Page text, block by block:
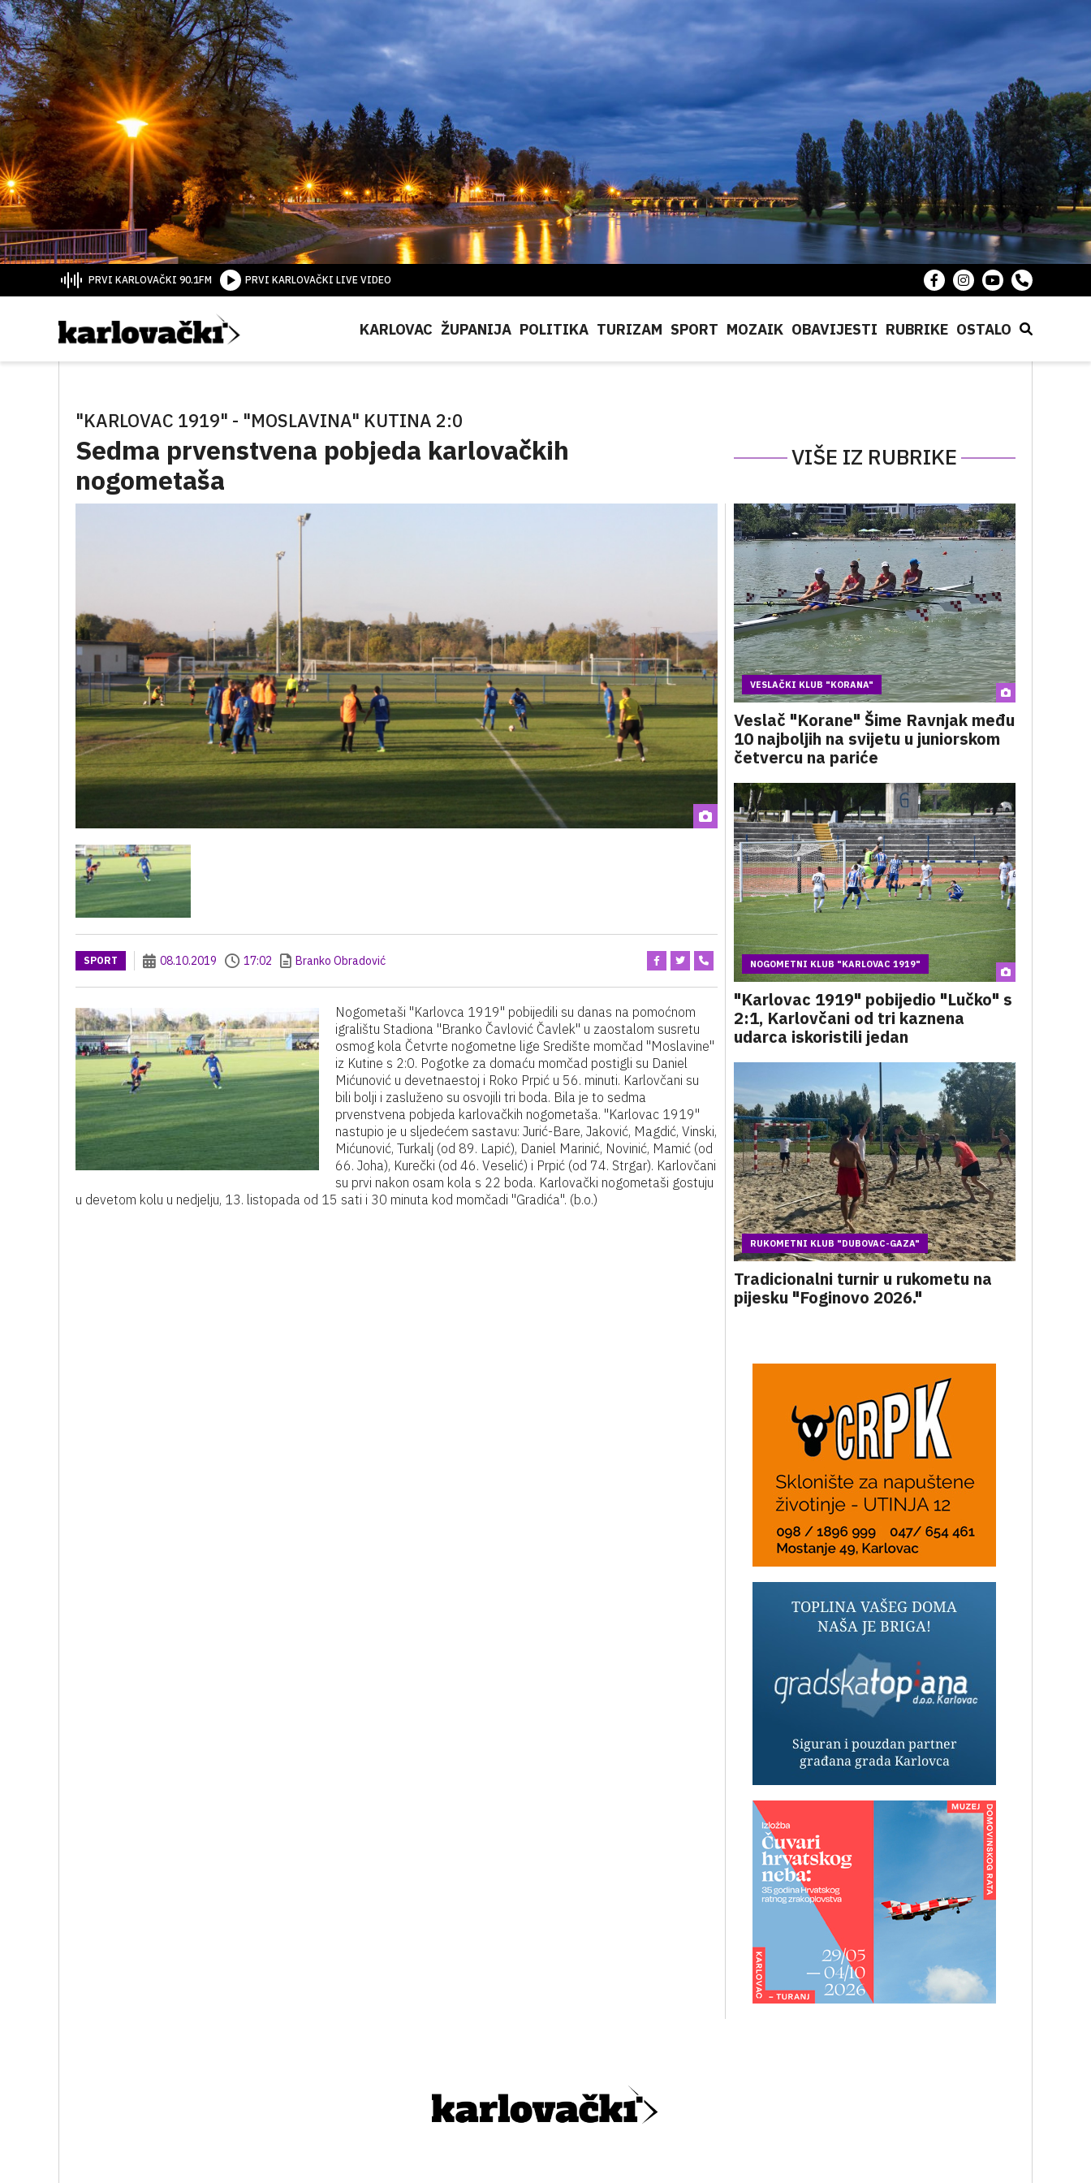
PRVI KARLOVAČKI 90.1FM PRVI KARLOVAČKI LIVE VIDEO
KARLOVAC ŽUPANIJA POLITIKA TURIZAM SPORT MOZAIK OBAVIJESTI RUBRIKE OSTALO
"KARLOVAC 1919" - "MOSLAVINA" KUTINA 2:0
Sedma prvenstvena pobjeda karlovačkih
nogometaša
VIŠE IZ RUBRIKE
SPORT 08.10.2019 17:02 Branko Obradović
Nogometaši "Karlovca 1919" pobijedili su danas na pomoćnom
igralištu Stadiona "Branko Čavlović Čavlek" u zaostalom susretu
osmog kola Četvrte nogometne lige Središte momčad "Moslavine"
iz Kutine s 2:0. Pogotke za domaću momčad postigli su Daniel
Mićunović u devetnaestoj i Roko Prpić u 56. minuti. Karlovčani su
bili bolji i zasluženo su osvojili tri boda. Bila je to sedma
prvenstvena pobjeda karlovačkih nogometaša. "Karlovac 1919"
nastupio je u sljedećem sastavu: Jurić-Bare, Jaković, Magdić, Vinski,
Mićunović, Turkalj (od 89. Lapić), Daniel Marinić, Novinić, Mamić (od
66. Joha), Kurečki (od 46. Veselić) i Prpić (od 74. Strgar). Karlovčani
su prvi nakon osam kola s 22 boda. Karlovački nogometaši gostuju
u devetom kolu u nedjelju, 13. listopada od 15 sati i 30 minuta kod momčadi "Gradića". (b.o.)
VESLAČKI KLUB "KORANA"
Veslač "Korane" Šime Ravnjak među
10 najboljih na svijetu u juniorskom
četvercu na pariće
NOGOMETNI KLUB "KARLOVAC 1919"
"Karlovac 1919" pobijedio "Lučko" s
2:1, Karlovčani od tri kaznena
udarca iskoristili jedan
RUKOMETNI KLUB "DUBOVAC-GAZA"
Tradicionalni turnir u rukometu na
pijesku "Foginovo 2026."